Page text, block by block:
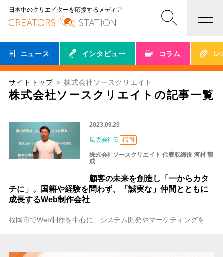
日本中のクリエイターを応援するメディア
ニュース インタビュー コラム レ
サイトトップ 株式会社ソースクリエイト
株式会社ソースクリエイトの記事一覧
2023.09.20
風雲会社伝 福岡
株式会社ソースクリエイト 代表取締役 河村 龍
成
顧客の未来を創造し「一からカタ
チに」。国籍や経験を問わず、「誠実な」仲間とともに
成長するWeb制作会社